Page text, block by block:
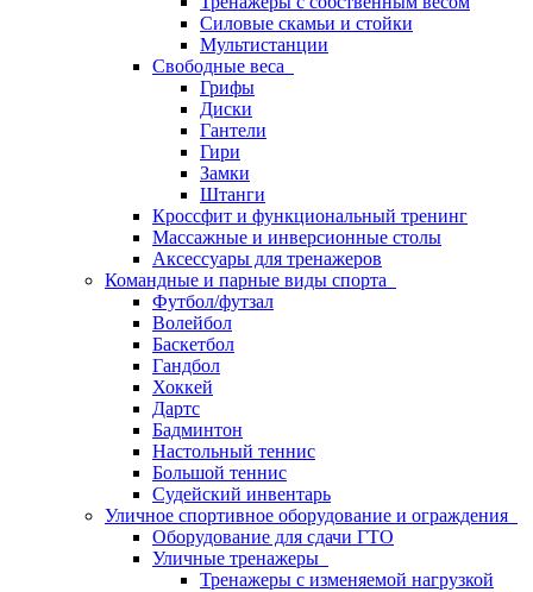
Силовые скамьи и стойки
Мультистанции
Свободные веса
Грифы
Диски
Гантели
Гири
Замки
Штанги
Кроссфит и функциональный тренинг
Массажные и инверсионные столы
Аксессуары для тренажеров
Командные и парные виды спорта
Футбол/футзал
Волейбол
Баскетбол
Гандбол
Хоккей
Дартс
Бадминтон
Настольный теннис
Большой теннис
Судейский инвентарь
Уличное спортивное оборудование и ограждения
Оборудование для сдачи ГТО
Уличные тренажеры
Тренажеры с изменяемой нагрузкой